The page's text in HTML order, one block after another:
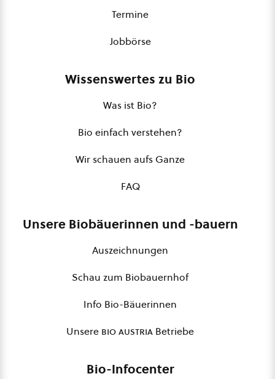
Termine
Jobbörse
Wissenswertes zu Bio
Was ist Bio?
Bio einfach verstehen?
Wir schauen aufs Ganze
FAQ
Unsere Biobäuerinnen und -bauern
Auszeichnungen
Schau zum Biobauernhof
Info Bio-Bäuerinnen
Unsere bio austria Betriebe
Bio-Infocenter